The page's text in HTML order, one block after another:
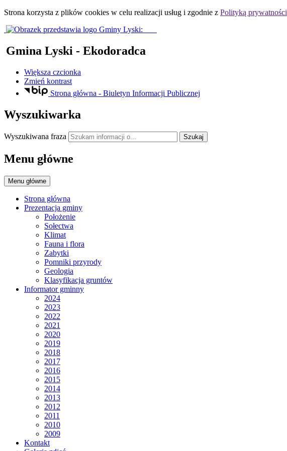
Strona korzysta z plików cookies w celu realizacji usług i zgodnie z Polityką prywatności
Gmina Lyski - Ekodoradca
Większa czcionka
Zmień kontrast
Strona główna - Biuletyn Informacji Publicznej
Wyszukiwarka
Wyszukiwana fraza Szukaj
Menu główne
Menu główne
Strona główna
Prezentacja gminy
Położenie
Sołectwa
Klimat
Fauna i flora
Zabytki
Pomniki przyrody
Geologia
Klasyfikacja gruntów
Informator gminny
2024
2023
2022
2021
2020
2019
2018
2017
2016
2015
2014
2013
2012
2011
2010
2009
Kontakt